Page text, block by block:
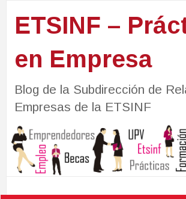
ETSINF –
en Empresa
Blog de la Subdirección de
Empresas de la ETSINF